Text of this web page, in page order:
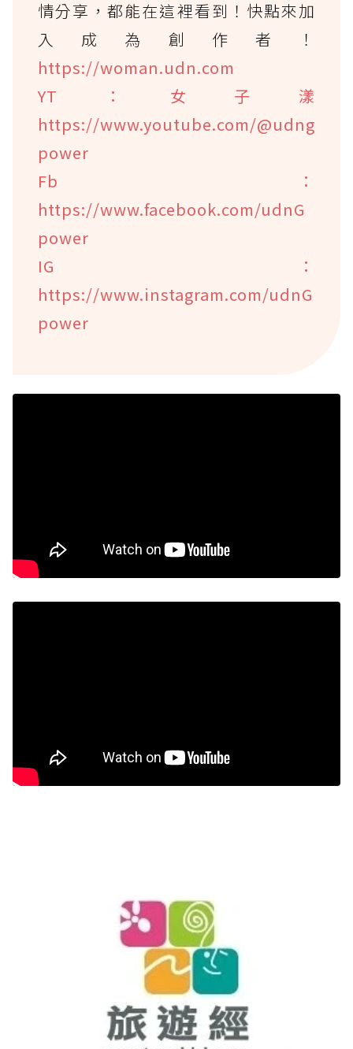
情分享，都能在這裡看到！快點來加
入成為創作者！
https://woman.udn.com
YT：女子漾
https://www.youtube.com/@udng
power
Fb：
https://www.facebook.com/udnG
power
IG：
https://www.instagram.com/udnG
power